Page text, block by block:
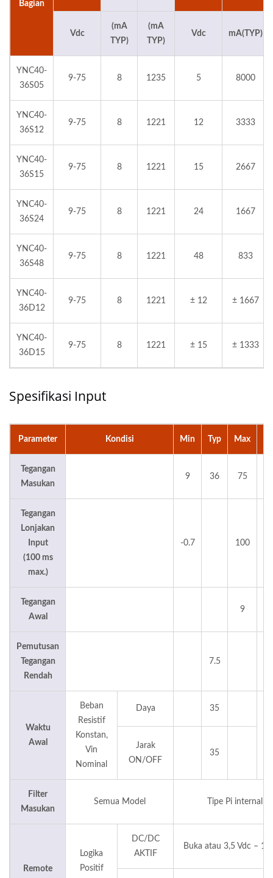
Bagian
Vdc
(mA
TYP)
(mA
TYP)
Vdc mA(TYP)
YNC40-
36S05
9-75 8 1235 5 8000
YNC40-
36S12
9-75 8 1221 12 3333
YNC40-
36S15
9-75 8 1221 15 2667
YNC40-
36S24
9-75 8 1221 24 1667
YNC40-
36S48
9-75 8 1221 48 833
YNC40-
36D12
9-75 8 1221 ± 12 ± 1667
YNC40-
36D15
9-75 8 1221 ± 15 ± 1333
Spesifikasi Input
Parameter Kondisi Min Typ Max
Tegangan
Masukan
9 36 75
Tegangan
Lonjakan
Input
(100 ms
max.)
-0.7 100
Tegangan
Awal
9
Pemutusan
Tegangan
Rendah
7.5
Waktu
Awal
Beban
Resistif
Konstan,
Vin
Nominal
Daya 35
Jarak
ON/OFF
35
Filter
Masukan
Semua Model Tipe Pi internal
Remote
Logika
Positif
DC/DC
AKTIF
Buka atau 3,5 Vdc – 12